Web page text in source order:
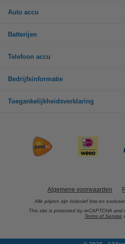
Auto accu
Batterijen
Telefoon accu
Bedrijfsinformatie
Toegankelijkheidsverklaring
Algemene voorwaarden
Alle prijzen zijn inclusief btw en
This site is protected by reCAPTCHA and
Terms of Service